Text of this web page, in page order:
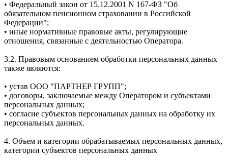
• Федеральный закон от 15.12.2001 N 167-ФЗ "Об
обязательном пенсионном страховании в Российской
Федерации";
• иные нормативные правовые акты, регулирующие
отношения, связанные с деятельностью Оператора.
3.2. Правовым основанием обработки персональных данных
также являются:
• устав ООО "ПАРТНЕР ГРУПП";
• договоры, заключаемые между Оператором и субъектами
персональных данных;
• согласие субъектов персональных данных на обработку их
персональных данных.
4. Объем и категории обрабатываемых персональных данных,
категории субъектов персональных данных